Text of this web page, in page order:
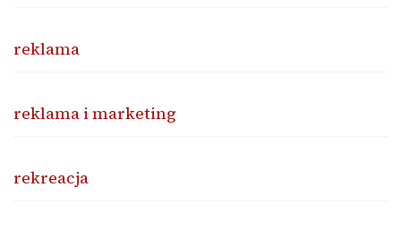
reklama
reklama i marketing
rekreacja